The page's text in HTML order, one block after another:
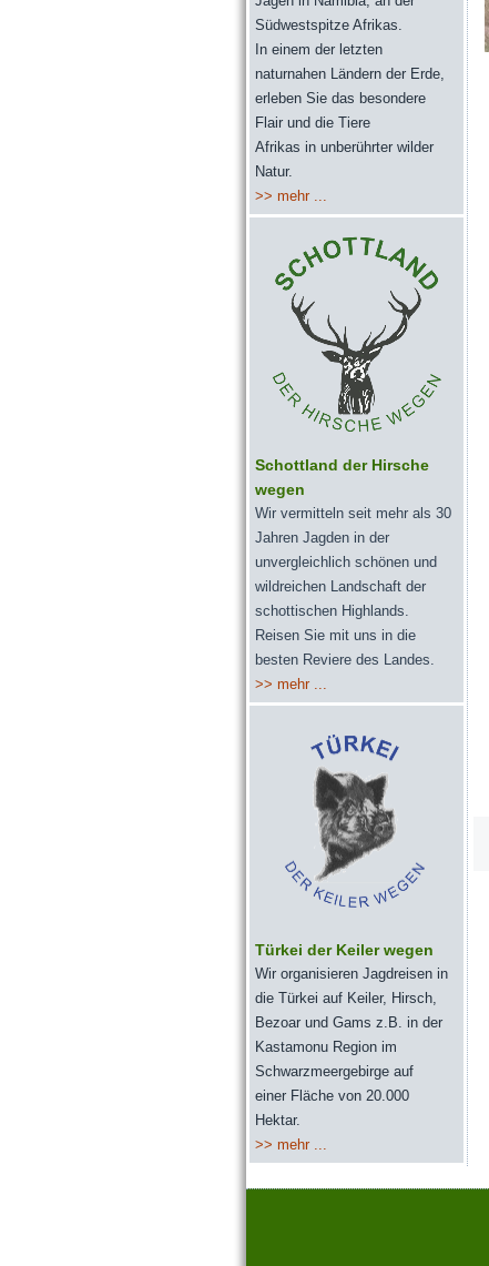
Südwestspitze Afrikas.
In einem der letzten
naturnahen Ländern der Erde,
erleben Sie das besondere
Flair und die Tiere
Afrikas in unberührter wilder
Natur.
>> mehr ...
Schottland der Hirsche
wegen
Wir vermitteln seit mehr als 30
Jahren Jagden in der
unvergleichlich schönen und
wildreichen Landschaft der
schottischen Highlands.
Reisen Sie mit uns in die
besten Reviere des Landes.
>> mehr ...
Türkei der Keiler wegen
Wir organisieren Jagdreisen in
die Türkei auf Keiler, Hirsch,
Bezoar und Gams z.B. in der
Kastamonu Region im
Schwarzmeergebirge auf
einer Fläche von 20.000
Hektar.
>> mehr ...